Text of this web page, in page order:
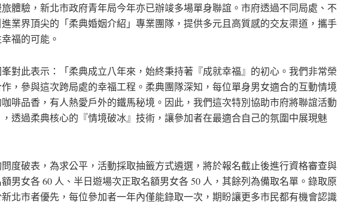
體驗，新北市政府青年局今年亦已辦竣多場單身聯誼。市府透過不同局處、不
業界頂尖的「柔典婚姻介紹」專業團隊，提供多元且高質感的交友渠道，攜手
福的可能。
對此表示：「柔典成立八年來，始終秉持著『成就幸福』的初心。我們非常榮
，參與這次跨局處的幸福工程。柔典團隊深知，每位單身男女適合的互動情境
啡品香，有人熱愛戶外的鐵馬秘境。因此，我們這次特別協助市府將聯誼活動
，透過柔典核心的『情境破冰』技術，讓參加者在最適合自己的氛圍中展現魅
度破表，為求公平，活動採取抽籤方式遴選，將於報名截止後進行資格審查與
男女各 60 人、半日遊場次正取名額男女各 50 人，其餘列為備取名單。錄取原
北市者優先，每位參加者一年內僅能錄取一次，期盼讓更多市民都有機會認識